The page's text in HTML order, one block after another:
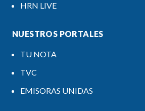
HRN LIVE
NUESTROS PORTALES
TU NOTA
TVC
EMISORAS UNIDAS